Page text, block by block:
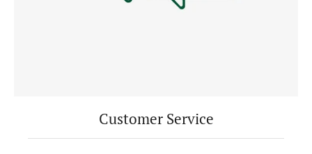
Customer Service